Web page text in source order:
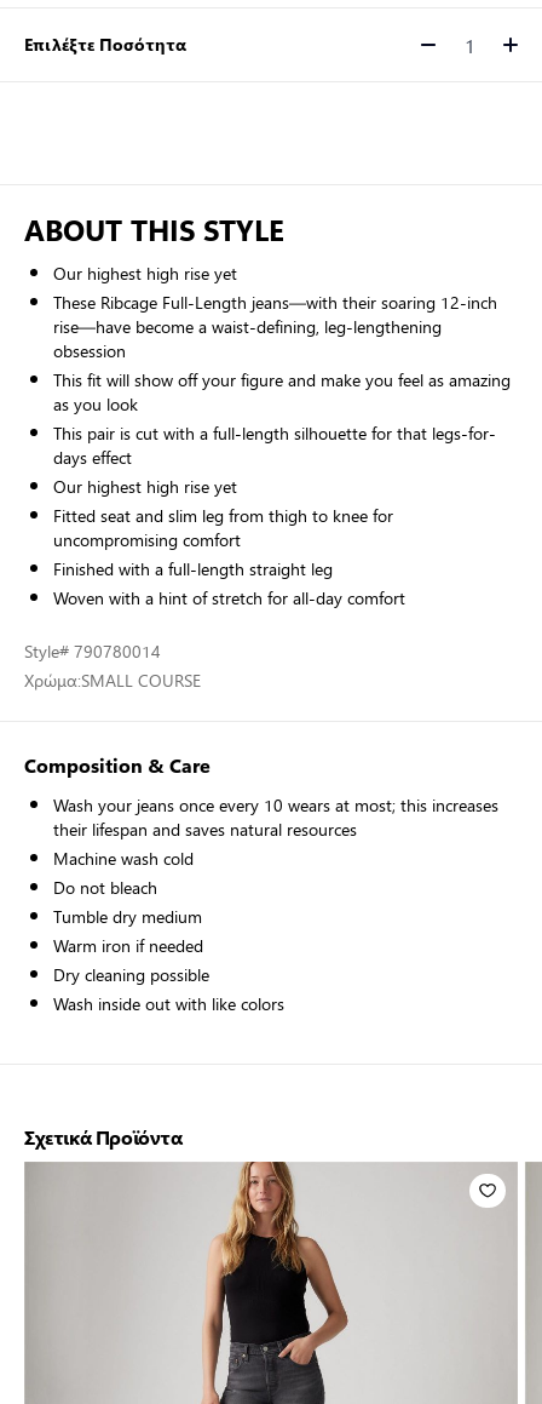
Επιλέξτε Ποσότητα Ποσότητα
ABOUT THIS STYLE
Our highest high rise yet
These Ribcage Full-Length jeans—with their soaring 12-inch
rise—have become a waist-defining, leg-lengthening
obsession
This fit will show off your figure and make you feel as amazing
as you look
This pair is cut with a full-length silhouette for that legs-for-
days effect
Our highest high rise yet
Fitted seat and slim leg from thigh to knee for
uncompromising comfort
Finished with a full-length straight leg
Woven with a hint of stretch for all-day comfort
Style# 790780014
Χρώμα:SMALL COURSE
Composition & Care
Wash your jeans once every 10 wears at most; this increases
their lifespan and saves natural resources
Machine wash cold
Do not bleach
Tumble dry medium
Warm iron if needed
Dry cleaning possible
Wash inside out with like colors
Σχετικά Προϊόντα